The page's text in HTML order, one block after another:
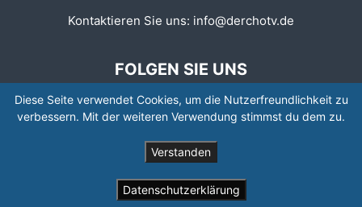
Kontaktieren Sie uns: info@derchotv.de
FOLGEN SIE UNS
© © Copyright 2008 - 2026 | Newspaper by TagDiv
Diese Seite verwendet Cookies, um die Nutzerfreundlichkeit zu
verbessern. Mit der weiteren Verwendung stimmst du dem zu.
Verstanden
Datenschutzerklärung